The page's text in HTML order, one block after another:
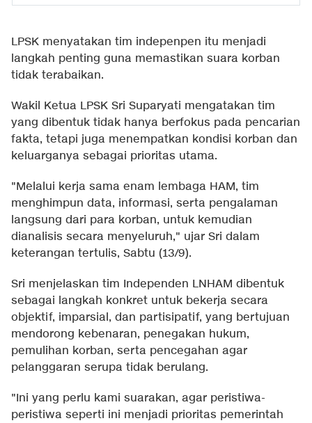
LPSK menyatakan tim indepenpen itu menjadi
langkah penting guna memastikan suara korban
tidak terabaikan.
Wakil Ketua LPSK Sri Suparyati mengatakan tim
yang dibentuk tidak hanya berfokus pada pencarian
fakta, tetapi juga menempatkan kondisi korban dan
keluarganya sebagai prioritas utama.
"Melalui kerja sama enam lembaga HAM, tim
menghimpun data, informasi, serta pengalaman
langsung dari para korban, untuk kemudian
dianalisis secara menyeluruh," ujar Sri dalam
keterangan tertulis, Sabtu (13/9).
Sri menjelaskan tim Independen LNHAM dibentuk
sebagai langkah konkret untuk bekerja secara
objektif, imparsial, dan partisipatif, yang bertujuan
mendorong kebenaran, penegakan hukum,
pemulihan korban, serta pencegahan agar
pelanggaran serupa tidak berulang.
"Ini yang perlu kami suarakan, agar peristiwa-
peristiwa seperti ini menjadi prioritas pemerintah